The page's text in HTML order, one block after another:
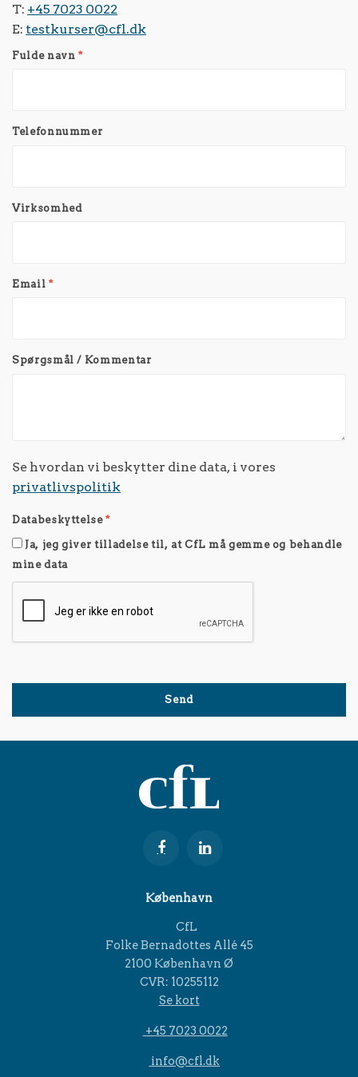
T: +45 7023 0022
E: testkurser@cfl.dk
Fulde navn*
Telefonnummer
Virksomhed
Email *
Spørgsmål / Kommentar
Se hvordan vi beskytter dine data, i vores
privatlivspolitik
Databeskyttelse*
Ja, jeg giver tilladelse til, at CfL må gemme og behandle
mine data
København
CfL
Folke Bernadottes Allé 45
2100 København Ø
CVR: 10255112
Se kort
+45 7023 0022
info@cfl.dk